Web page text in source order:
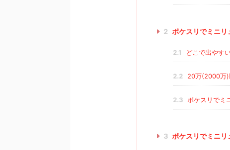
2 ポケスリでミニリ
2.1 どこで出やす
2.2 20万(2000万)
2.3 ポケスリでミ
3 ポケスリでミニ